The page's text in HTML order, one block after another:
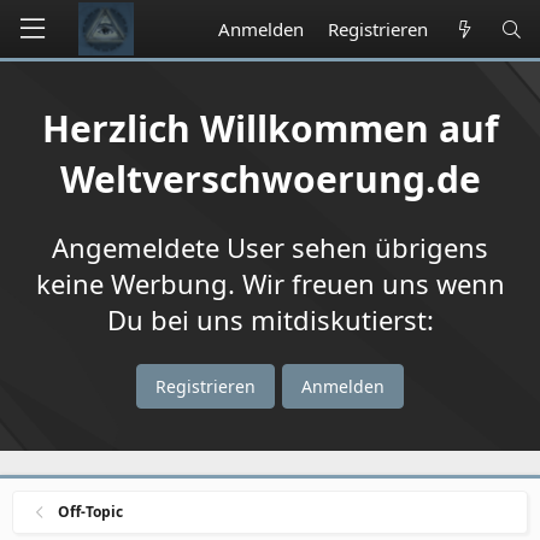
Anmelden Registrieren
Herzlich Willkommen auf
Weltverschwoerung.de
Angemeldete User sehen übrigens
keine Werbung. Wir freuen uns wenn
Du bei uns mitdiskutierst:
Registrieren Anmelden
Off-Topic